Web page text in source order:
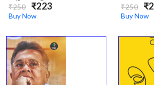
₹250 ₹223
Buy Now
₹250
Buy Now